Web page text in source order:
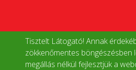
Tisztelt Látogató! Annak
zökkenőmentes böngészésben
megállás nélkül fejlesztjük a